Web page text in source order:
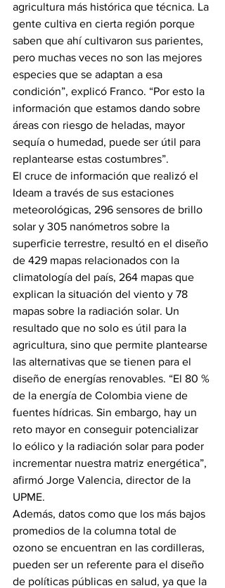
agricultura más histórica que técnica. La
gente cultiva en cierta región porque
saben que ahí cultivaron sus parientes,
pero muchas veces no son las mejores
especies que se adaptan a esa
condición”, explicó Franco. “Por esto la
información que estamos dando sobre
áreas con riesgo de heladas, mayor
sequía o humedad, puede ser útil para
replantearse estas costumbres”.
El cruce de información que realizó el
Ideam a través de sus estaciones
meteorológicas, 296 sensores de brillo
solar y 305 nanómetros sobre la
superficie terrestre, resultó en el diseño
de 429 mapas relacionados con la
climatología del país, 264 mapas que
explican la situación del viento y 78
mapas sobre la radiación solar. Un
resultado que no solo es útil para la
agricultura, sino que permite plantearse
las alternativas que se tienen para el
diseño de energías renovables. “El 80 %
de la energía de Colombia viene de
fuentes hídricas. Sin embargo, hay un
reto mayor en conseguir potencializar
lo eólico y la radiación solar para poder
incrementar nuestra matriz energética”,
afirmó Jorge Valencia, director de la
UPME.
Además, datos como que los más bajos
promedios de la columna total de
ozono se encuentran en las cordilleras,
pueden ser un referente para el diseño
de políticas públicas en salud, ya que la